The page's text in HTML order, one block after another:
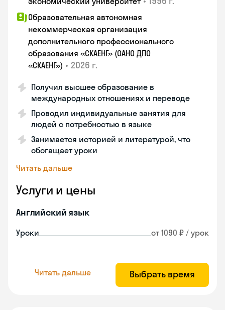
Образовательная автономная
некоммерческая организация
дополнительного профессионального
образования «СКАЕНГ» (ОАНО ДПО
«СКАЕНГ») • 2026 г.
Получил высшее образование в
международных отношениях и переводе
Проводил индивидуальные занятия для
людей с потребностью в языке
Занимается историей и литературой, что
обогащает уроки
Читать дальше
Услуги и цены
Английский язык
Уроки от 1090 ₽ / урок
Читать дальше Выбрать время